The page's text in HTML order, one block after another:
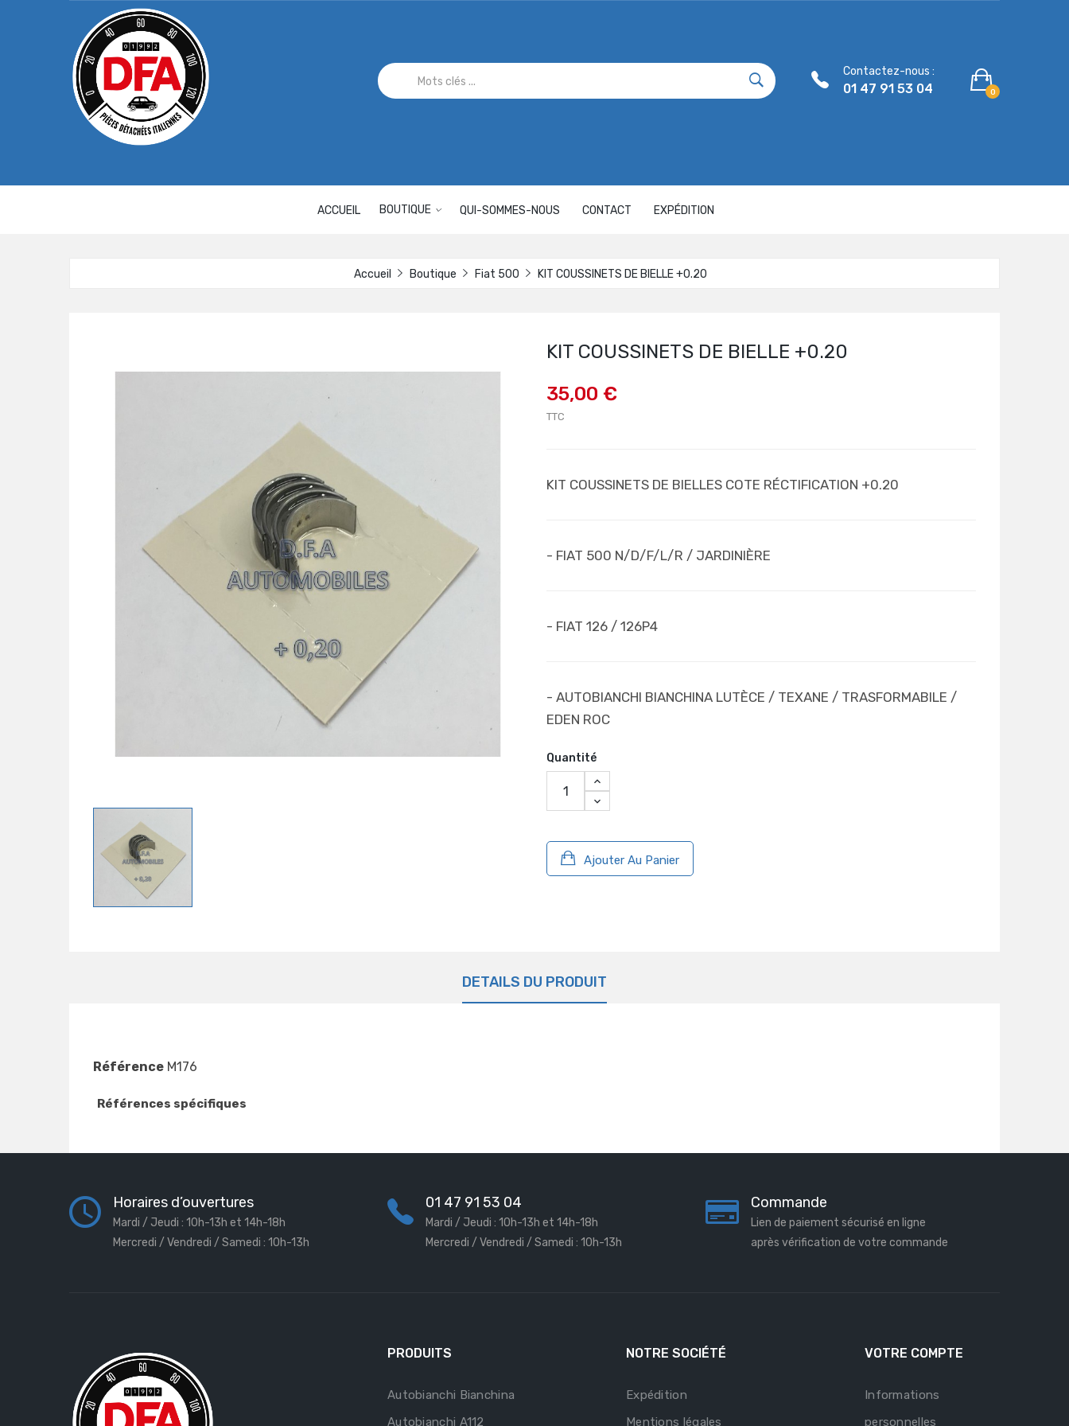
0
Contactez-nous :
01 47 91 53 04
ACCUEIL BOUTIQUE QUI-SOMMES-NOUS CONTACT EXPÉDITION
Accueil Boutique Fiat 500 KIT COUSSINETS DE BIELLE +0.20
KIT COUSSINETS DE BIELLE +0.20
35,00 €
TTC
KIT COUSSINETS DE BIELLES COTE RÉCTIFICATION +0.20
- FIAT 500 N/D/F/L/R / JARDINIÈRE
- FIAT 126 / 126P4
- AUTOBIANCHI BIANCHINA LUTÈCE / TEXANE / TRASFORMABILE /
EDEN ROC
Quantité
Ajouter Au Panier
DÉTAILS DU PRODUIT
Référence M176
Références spécifiques
Horaires d’ouvertures
Mardi / Jeudi : 10h-13h et 14h-18h
Mercredi / Vendredi / Samedi : 10h-13h
01 47 91 53 04
Mardi / Jeudi : 10h-13h et 14h-18h
Mercredi / Vendredi / Samedi : 10h-13h
Commande
Lien de paiement sécurisé en ligne
après vérification de votre commande
PRODUITS
Autobianchi Bianchina
Autobianchi A112
NOTRE SOCIÉTÉ
Expédition
Mentions légales
VOTRE COMPTE
Informations
personnelles
Panneau de gestion des cookies